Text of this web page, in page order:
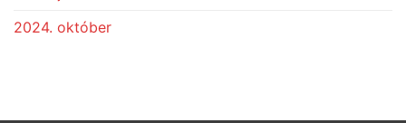
2024. október